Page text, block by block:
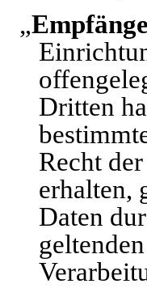
„
Dritten
Recht
erhalten,
Daten